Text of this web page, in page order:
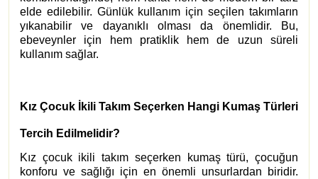
elde edilebilir. Günlük kullanım için seçilen takımların
yıkanabilir ve dayanıklı olması da önemlidir. Bu,
ebeveynler için hem pratiklik hem de uzun süreli
kullanım sağlar.
Kız Çocuk İkili Takım Seçerken Hangi Kumaş Türleri
Tercih Edilmelidir?
Kız çocuk ikili takım seçerken kumaş türü, çocuğun
konforu ve sağlığı için en önemli unsurlardan biridir.